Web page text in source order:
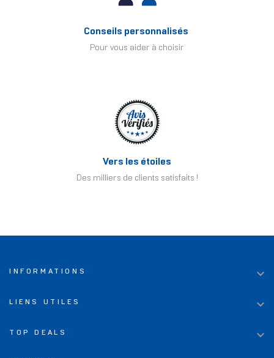
Conseils personnalisés
Pour vous aider à choisir
Vers les étoiles
Des milliers de clients satisfaits !
INFORMATIONS 
LIENS UTILES 
TOP DEALS 